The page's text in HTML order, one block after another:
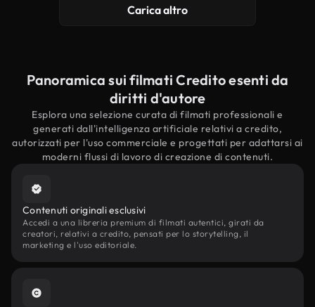
Carica altro
Panoramica sui filmati Credito esenti da
diritti d'autore
Esplora una selezione curata di filmati professionali e
generati dall'intelligenza artificiale relativi a credito,
autorizzati per l'uso commerciale e progettati per adattarsi ai
moderni flussi di lavoro di creazione di contenuti.
Contenuti originali esclusivi
Accedi a una libreria premium di filmati autentici, girati da
creatori, relativi a credito, pensati per lo storytelling, il
marketing e l'uso editoriale.